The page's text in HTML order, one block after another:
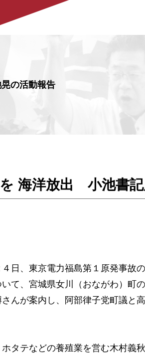
の活動報告
海洋放出 小池書記
日、東京電力福島第１原発事故
て、宮城県女川（おながわ）町
んが案内し、阿部律子党町議と
タテなどの養殖業を営む木村義